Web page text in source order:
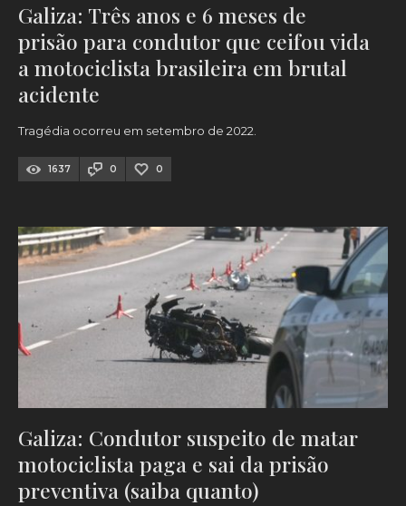
Galiza: Três anos e 6 meses de
prisão para condutor que ceifou vida
a motociclista brasileira em brutal
acidente
Tragédia ocorreu em setembro de 2022.
1637 0 0
Galiza: Condutor suspeito de matar
motociclista paga e sai da prisão
preventiva (saiba quanto)